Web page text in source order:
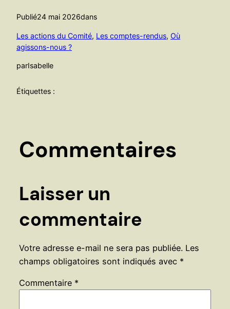
Publié24 mai 2026dans
Les actions du Comité, Les comptes-rendus, Où
agissons-nous ?
parIsabelle
Étiquettes :
Commentaires
Laisser un
commentaire
Votre adresse e-mail ne sera pas publiée. Les
champs obligatoires sont indiqués avec *
Commentaire *